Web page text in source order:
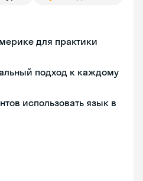
для практики
подход к каждому
использовать язык в